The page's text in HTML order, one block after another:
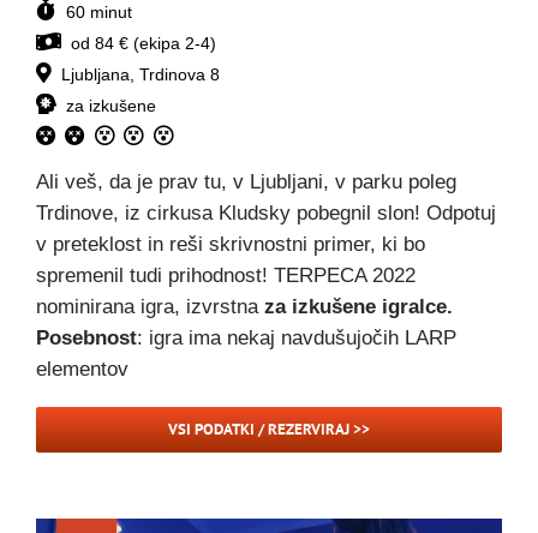
60 minut
od 84 € (ekipa 2-4)
Ljubljana, Trdinova 8
za izkušene
Ali veš, da je prav tu, v Ljubljani, v parku poleg
Trdinove, iz cirkusa Kludsky pobegnil slon! Odpotuj
v preteklost in reši skrivnostni primer, ki bo
spremenil tudi prihodnost! TERPECA 2022
nominirana igra, izvrstna za izkušene igralce.
Posebnost: igra ima nekaj navdušujočih LARP
elementov
VSI PODATKI / REZERVIRAJ >>